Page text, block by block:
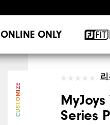
ONLINE ONLY
CUSTOMIZE
리
Series